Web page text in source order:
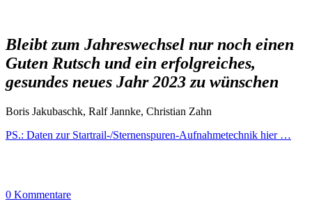
Bleibt zum Jahreswechsel nur noch einen
Guten Rutsch und ein erfolgreiches,
gesundes neues Jahr 2023 zu wünschen
Boris Jakubaschk, Ralf Jannke, Christian Zahn
PS.: Daten zur Startrail-/Sternenspuren-Aufnahmetechnik hier …
0 Kommentare